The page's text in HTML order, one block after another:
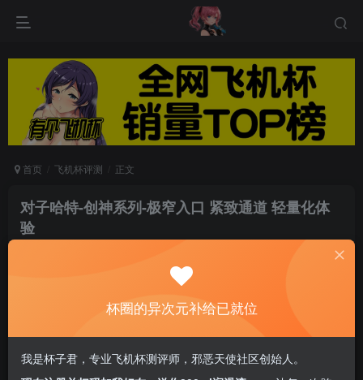
首页 飞机杯评测 正文
对子哈特-创神系列-极窄入口 紧致通道 轻量化体
验
杯圈的异次元补给已就位
我是杯子君，专业飞机杯测评师，邪恶天使社区创始人。